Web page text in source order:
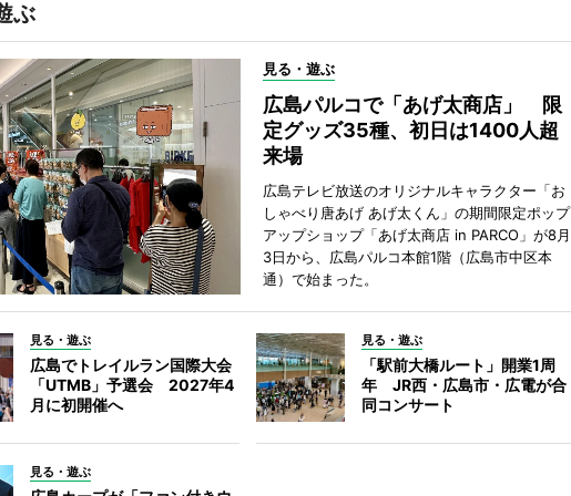
ぶ
見る・遊ぶ
広島パルコで「あげ太商店」 限
定グッズ35種、初日は1400人超
来場
広島テレビ放送のオリジナルキャラクター「お
しゃべり唐あげ あげ太くん」の期間限定ポップ
アップショップ「あげ太商店 in PARCO」が8月
3日から、広島パルコ本館1階（広島市中区本
通）で始まった。
見る・遊ぶ
広島でトレイルラン国際大会
「UTMB」予選会 2027年4
月に初開催へ
見る・遊ぶ
「駅前大橋ルート」開業1周
年 JR西・広島市・広電が合
同コンサート
見る・遊ぶ